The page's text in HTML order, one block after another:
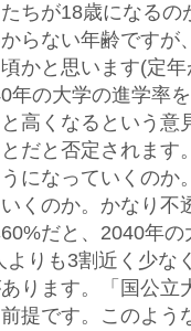
ちが18歳になる
らない年齢ですが
かと思います(定
の大学の進学率
高くなるという意
だと否定されます
になっていくのか
くのか。かなり不
だと、2040年
りも3割近く少な
ります。「国公立
提です。このよう